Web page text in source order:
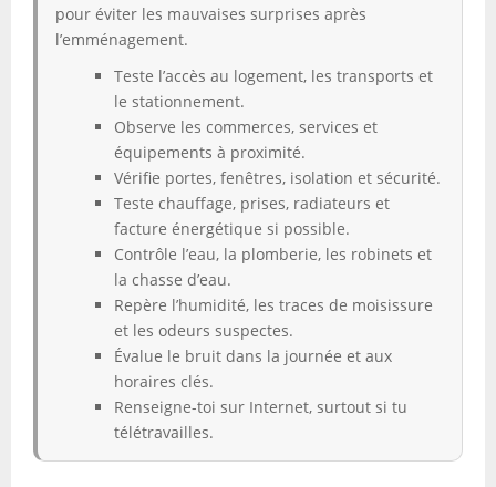
pour éviter les mauvaises surprises après
l’emménagement.
Teste l’accès au logement, les transports et
le stationnement.
Observe les commerces, services et
équipements à proximité.
Vérifie portes, fenêtres, isolation et sécurité.
Teste chauffage, prises, radiateurs et
facture énergétique si possible.
Contrôle l’eau, la plomberie, les robinets et
la chasse d’eau.
Repère l’humidité, les traces de moisissure
et les odeurs suspectes.
Évalue le bruit dans la journée et aux
horaires clés.
Renseigne-toi sur Internet, surtout si tu
télétravailles.